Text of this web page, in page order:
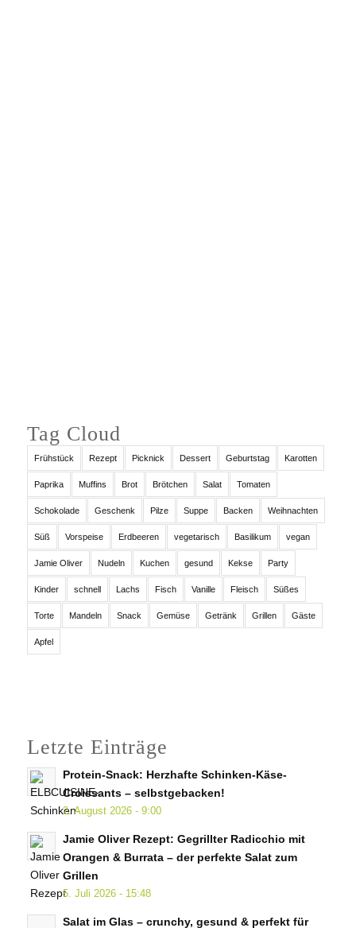
Tag Cloud
Frühstück Rezept Picknick Dessert Geburtstag Karotten
Paprika Muffins Brot Brötchen Salat Tomaten
Schokolade Geschenk Pilze Suppe Backen Weihnachten
Süß Vorspeise Erdbeeren vegetarisch Basilikum vegan
Jamie Oliver Nudeln Kuchen gesund Kekse Party
Kinder schnell Lachs Fisch Vanille Fleisch Süßes
Torte Mandeln Snack Gemüse Getränk Grillen Gäste
Apfel
Letzte Einträge
Protein-Snack: Herzhafte Schinken-Käse-
Croissants – selbstgebacken!
2. August 2026 - 9:00
Jamie Oliver Rezept: Gegrillter Radicchio mit
Orangen & Burrata – der perfekte Salat zum
Grillen
5. Juli 2026 - 15:48
Salat im Glas – crunchy, gesund & perfekt für